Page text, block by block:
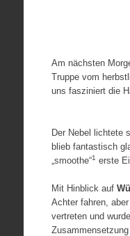
Am nächsten
Truppe vom
uns fasziniert die
Der Nebel lichtete
blieb fantastisch
„smoothe“1 erste
Mit Hinblick auf
Achter fahren,
vertreten und